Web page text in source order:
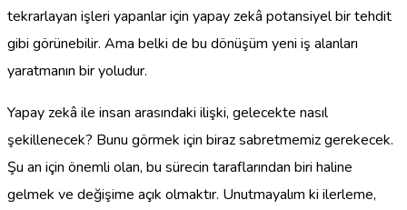
tekrarlayan işleri yapanlar için yapay zekâ potansiyel bir tehdit
gibi görünebilir. Ama belki de bu dönüşüm yeni iş alanları
yaratmanın bir yoludur.
Yapay zekâ ile insan arasındaki ilişki, gelecekte nasıl
şekillenecek? Bunu görmek için biraz sabretmemiz gerekecek.
Şu an için önemli olan, bu sürecin taraflarından biri haline
gelmek ve değişime açık olmaktır. Unutmayalım ki ilerleme,